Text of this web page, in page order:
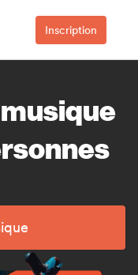
Inscription